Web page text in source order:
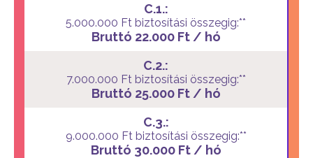
C.1.:
5.000.000 Ft biztosítási összegig:**
Bruttó 22.000 Ft / hó
C.2.:
7.000.000 Ft biztosítási összegig:**
Bruttó 25.000 Ft / hó
C.3.:
9.000.000 Ft biztosítási összegig:**
Bruttó 30.000 Ft / hó